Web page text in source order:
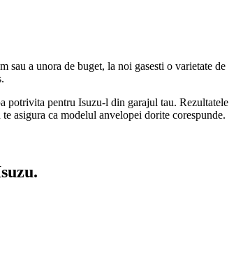
a unora de buget, la noi gasesti o varietate de
potrivita pentru Isuzu-l din garajul tau. Rezultatele
te asigura ca modelul anvelopei dorite corespunde.